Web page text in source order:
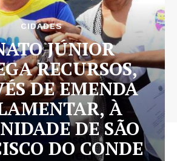
CIDADES
JÚNIOR
RECURSOS,
DE EMENDA
À
DE SÃO
DO CONDE